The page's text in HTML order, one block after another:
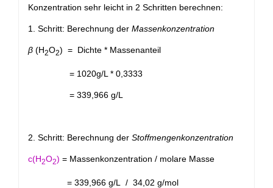
Konzentration sehr leicht in 2 Schritten berechnen:
1. Schritt: Berechnung der Massenkonzentration
β (H2O2) = Dichte * Massenanteil
= 1020g/L * 0,3333
= 339,966 g/L
2. Schritt: Berechnung der Stoffmengenkonzentration
c(H2O2) = Massenkonzentration / molare Masse
= 339,966 g/L / 34,02 g/mol